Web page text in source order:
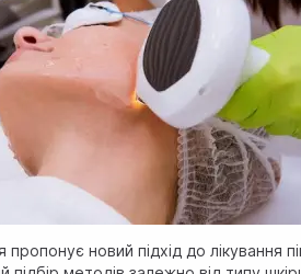
новий підхід до лікування